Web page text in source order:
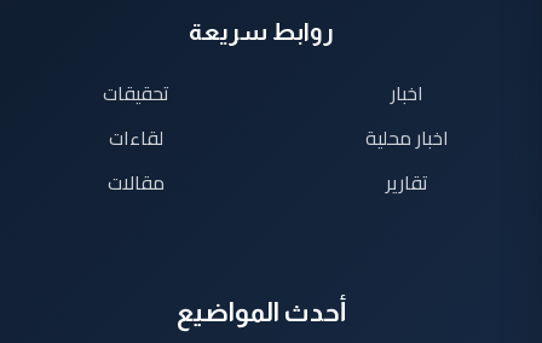
روابط سريعة
اخبار
اخبار محلية
تقارير
تحقيقات
لقاءات
مقالات
أحدث المواضيع